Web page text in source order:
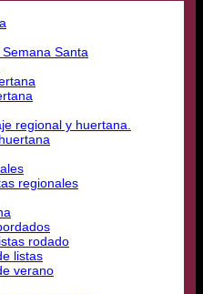
Santa
regional y huertana.
regionales
rodado
listas
verano